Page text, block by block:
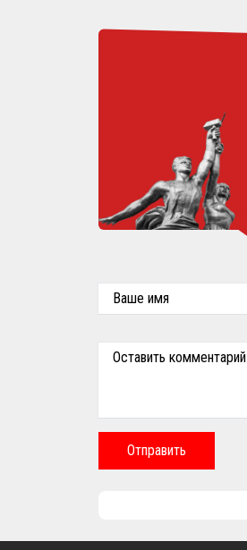
Ваше имя
Оставить комментарий
Отправить